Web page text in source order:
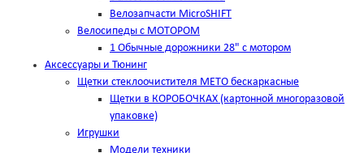
Велозапчасти MicroSHIFT
Велосипеды с МОТОРОМ
1 Обычные дорожники 28" с мотором
Аксессуары и Тюнинг
Щетки стеклоочистителя METO бескаркасные
Щетки в КОРОБОЧКАХ (картонной многоразовой
упаковке)
Игрушки
Модели техники